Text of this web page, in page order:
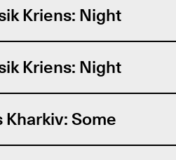
Kriens: Night
Kriens: Night
Some